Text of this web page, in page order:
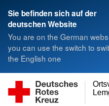
Sie befinden sich auf der
deutschen Website
You are on the German
you can use the switch to
the English one